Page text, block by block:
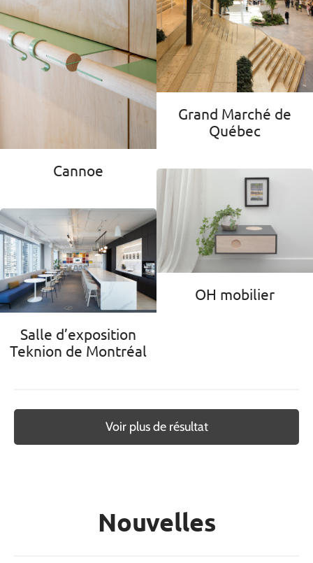
Cannoe
Salle d’exposition
Teknion de Montréal
Grand Marché de
Québec
OH mobilier
Voir plus de résultat
Nouvelles